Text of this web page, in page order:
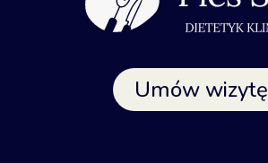
Umów wizytę